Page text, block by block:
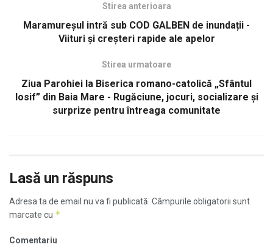
Stirea anterioara
Maramureșul intră sub COD GALBEN de inundații -
Viituri și creșteri rapide ale apelor
Stirea urmatoare
Ziua Parohiei la Biserica romano-catolică „Sfântul
Iosif” din Baia Mare - Rugăciune, jocuri, socializare și
surprize pentru întreaga comunitate
Lasă un răspuns
Adresa ta de email nu va fi publicată. Câmpurile obligatorii sunt
marcate cu *
Comentariu